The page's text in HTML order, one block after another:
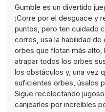
Gumble es un divertido
¡Corre por el desguace y
puntos, pero ten cuidado
corres, usa la habilidad de
orbes que flotan más alto,
atrapar todos los orbes
los obstáculos y, una vez
suficientes orbes, úsalos
Sigue recolectando
canjearlos por increíbles